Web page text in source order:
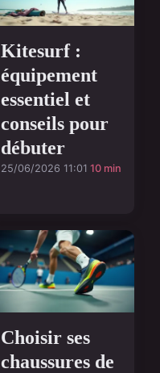
Kitesurf :
équipement
essentiel et
conseils pour
débuter
25/06/2026 11:01 10 min
Choisir ses
chaussures de